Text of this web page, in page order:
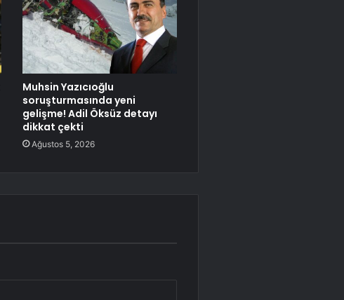
Muhsin Yazıcıoğlu
soruşturmasında yeni
gelişme! Adil Öksüz detayı
dikkat çekti
Ağustos 5, 2026